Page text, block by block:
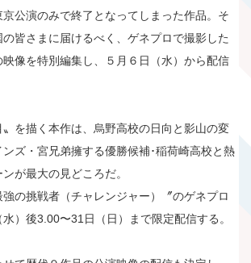
公演のみで終了となってしまった作品。そ
皆さまに届けるべく、ゲネプロで撮影した
像を特別編集し、５月６日（水）から配信
を描く本作は、烏野高校の日向と影山の変
ンズ・宮兄弟擁する優勝候補･稲荷崎高校と熱
が最大の見どころだ。
の挑戦者（チャレンジャー）〞のゲネプロ
）後3.00〜31日（日）まで限定配信する。